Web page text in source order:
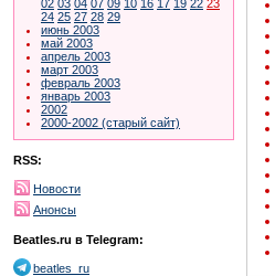
02 03 04 07 09 10 16 17 19 22 23
24 25 27 28 29
июнь 2003
май 2003
апрель 2003
март 2003
февраль 2003
январь 2003
2002
2000-2002 (старый сайт)
RSS:
Новости
Анонсы
Beatles.ru в Telegram:
beatles_ru